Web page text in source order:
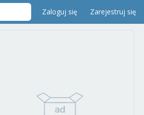
Zaloguj się Zarejestruj się